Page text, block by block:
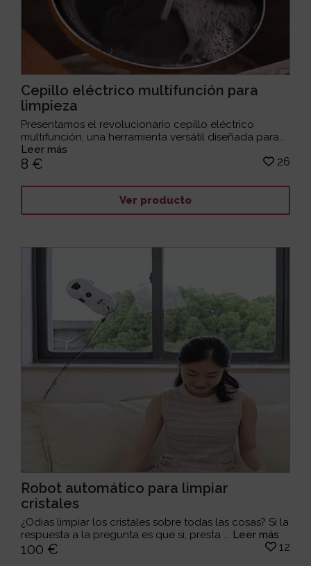
Cepillo eléctrico multifunción para
limpieza
Presentamos el revolucionario cepillo eléctrico
multifunción, una herramienta versátil diseñada para...
Leer más
8 € 26
Ver producto
Robot automático para limpiar
cristales
¿Odias limpiar los cristales sobre todas las cosas? Si la
respuesta a la pregunta es que si, presta ... Leer más
100 € 12